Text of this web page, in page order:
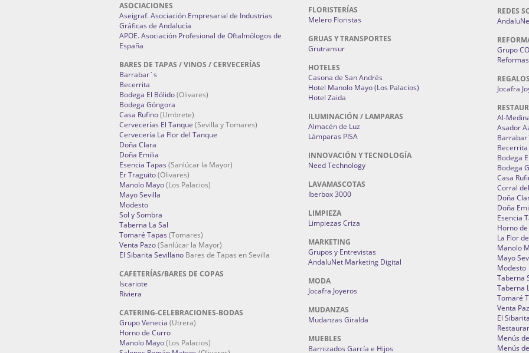
ASOCIACIONES
Aseigraf. Asociación Empresarial de Industrias
Gráficas de Andalucía
APOE. Asociación Profesional de Oftalmólogos de
España
BARES DE TAPAS / VINOS / CERVECERÍAS
Barrabar´s
Becerrita
Bodega El Bólido(Olivares)
Bodega Góngora
Casa Rufino(Umbrete)
Cervecerías El Tanque (Sevilla y Tomares)
Cervecería La Flor del Tanque
Doña Clara
Doña Emilia
Esencia Tapas (Sanlúcar la Mayor)
Er Traguito(Olivares)
Manolo Mayo(Los Palacios)
Mayo Sevilla
Modesto
Sol y Sombra
Taberna La Sal
Tomaré Tapas (Tomares)
Venta Pazo(Sanlúcar la Mayor)
El Sibarita Sevillano Bares de Tapas en Sevilla
CAFETERÍAS/BARES DE COPAS
Iscariote
Riviera
CATERING-CELEBRACIONES-BODAS
Grupo Venecia (Utrera)
Horno de Curro
Manolo Mayo(Los Palacios)
FLORISTERÍAS
Melero Floristas
GRUAS Y TRANSPORTES
Grutransur
HOTELES
Casona de San Andrés
Hotel Manolo Mayo (Los Palacios)
Hotel Zaida
ILUMINACIÓN / LAMPARAS
Almacén de Luz
Lámparas PISA
INNOVACIÓN Y TECNOLOGÍA
Need Technology
LAVAMASCOTAS
Iberbox 3000
LIMPIEZA
Limpiezas Criza
MARKETING
Grupos y Entrevistas
AndaluNet Marketing Digital
MODA
Jocafra Joyeros
MUDANZAS
Mudanzas Giralda
MUEBLES
Barnizados García e Hijos
REDES
Grupo
Jocafra
Al-
Asador
Becerrita
Bodega
Bodega
Casa
Corral
Doña
Doña
Esencia
Horno
La Flor
Manolo
Mayo
Modesto
Taberna
Taberna
Tomaré
Venta
El
Menús
Menús